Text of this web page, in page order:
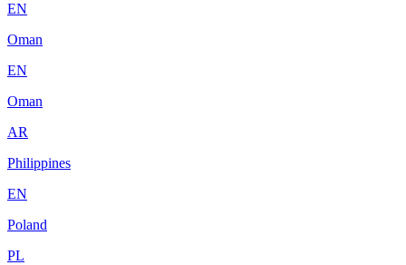
EN
Oman
EN
Oman
AR
Philippines
EN
Poland
PL